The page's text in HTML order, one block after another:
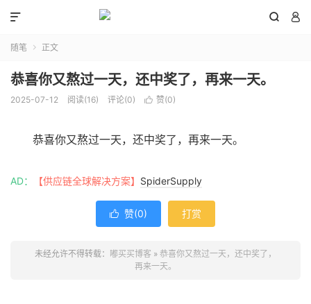
 

随笔  正文
恭喜你又熬过一天，还中奖了，再来一天。
2025-07-12 阅读(16) 评论(0)  赞(0)
恭喜你又熬过一天，还中奖了，再来一天。
AD： 【供应链全球解决方案】 SpiderSupply
 赞(0) 打赏
未经允许不得转载： 嘟买买博客 » 恭喜你又熬过一天，还中奖了，
再来一天。